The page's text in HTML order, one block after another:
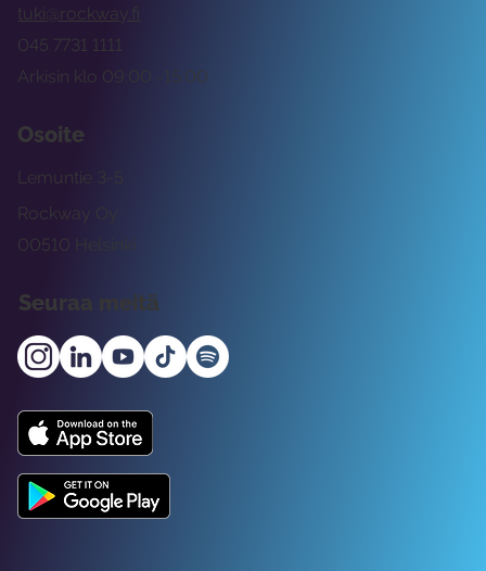
tuki@rockway.fi
Arkisin klo 09:00 -15:00
045 7731 1111
Osoite
Rockway Oy
Lemuntie 3-5
00510 Helsinki
Seuraa meitä